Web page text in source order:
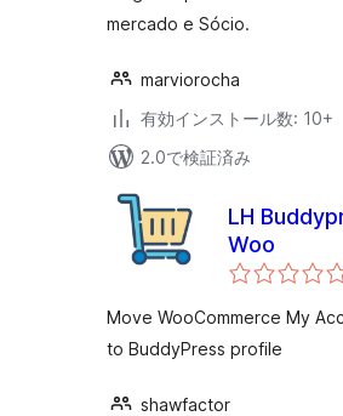
mercado e Sócio.
marviorocha
有効インストール数: 10+
2.0で検証済み
LH
Woo
Move WooCommerce My
to BuddyPress profile
shawfactor